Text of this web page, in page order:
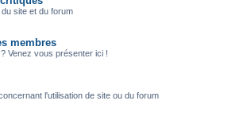
site et du forum
membres
Venez vous présenter ici !
l'utilisation de site ou du forum